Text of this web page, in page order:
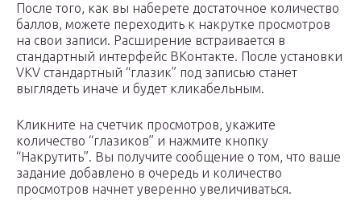
После того, как вы наберете достаточное количество
баллов, можете переходить к накрутке просмотров
на свои записи. Расширение встраивается в
стандартный интерфейс ВКонтакте. После установки
VKV стандартный “глазик” под записью станет
выглядеть иначе и будет кликабельным.
Кликните на счетчик просмотров, укажите
количество “глазиков” и нажмите кнопку
“Накрутить”. Вы получите сообщение о том, что ваше
задание добавлено в очередь и количество
просмотров начнет уверенно увеличиваться.